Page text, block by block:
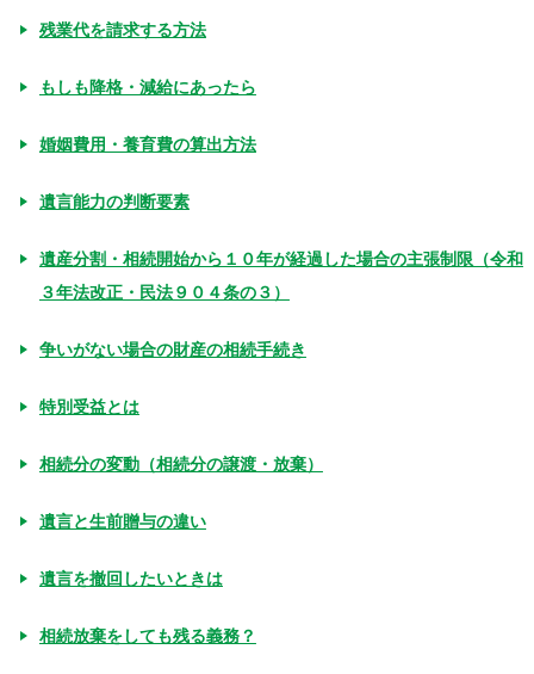
残業代を請求する方法
もしも降格・減給にあったら
婚姻費用・養育費の算出方法
遺言能力の判断要素
遺産分割・相続開始から１０年が経過した場合の主張制限（令和
３年法改正・民法９０４条の３）
争いがない場合の財産の相続手続き
特別受益とは
相続分の変動（相続分の譲渡・放棄）
遺言と生前贈与の違い
遺言を撤回したいときは
相続放棄をしても残る義務？